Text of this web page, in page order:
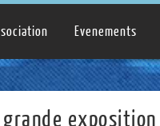
Evenements
grande